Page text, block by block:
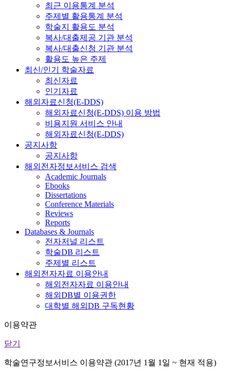
최근 이용통계 분석
주제별 활용통계 분석
학술지 활용도 분석
복사/대출제공 기관 분석
복사/대출신청 기관 분석
활용도 높은 주제
최신/인기 학술자료
최신자료
인기자료
해외자료신청(E-DDS)
해외자료신청(E-DDS) 이용 방법
비용지원 서비스 안내
해외자료신청(E-DDS)
공지사항
공지사항
해외전자정보서비스 검색
Academic Journals
Ebooks
Dissertations
Conference Materials
Reviews
Reports
Databases & Journals
전자저널 리스트
학술DB 리스트
주제별 리스트
해외전자자료 이용안내
해외전자자료 이용안내
해외DB별 이용권한
대학별 해외DB 구독현황
이용약관
닫기
학술연구정보서비스 이용약관 (2017년 1월 1일 ~ 현재 적용)